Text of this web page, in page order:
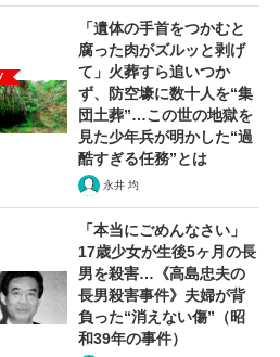
あっても政治家として大成した人
山さつきの新ライバルか? 「徹底
富なのか？
「遺体の手首をつかむと
腐った肉がズルッと剥げ
て」火葬すら追いつか
ず、防空壕に数十人を“集
団土葬”…この世の地獄を
見た少年兵が明かした“過
酷すぎる任務”とは
永井 均
「本当にごめんなさい」
17歳少女が生後5ヶ月の長
男を殺害…《高島忠夫の
長男殺害事件》夫婦が背
負った“消えない傷”（昭
和39年の事件）